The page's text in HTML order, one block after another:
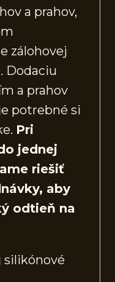
a prahov,
zálohovej
Dodaciu
a prahov
potrebné si
Pri
jednej
riešiť
aby
odtieň na
silikónové